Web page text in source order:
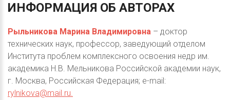
ИНФОРМАЦИЯ ОБ АВТОРАХ
Рыльникова Марина Владимировна – доктор
технических наук, профессор, заведующий отделом
Института проблем комплексного освоения недр им.
академика Н.В. Мельникова Российской академии наук,
г. Москва, Российская Федерация; e-mail:
rylnikova@mail.ru.